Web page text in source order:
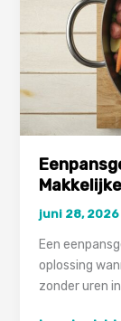
Gezond
juni 28, 2026
Een
oplossing
zonder uren